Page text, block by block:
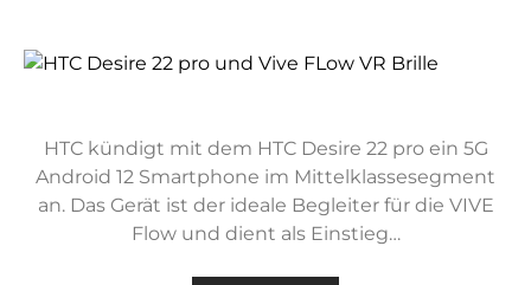
HTC kündigt mit dem HTC Desire 22 pro ein 5G
Android 12 Smartphone im Mittelklassesegment
an. Das Gerät ist der ideale Begleiter für die VIVE
Flow und dient als Einstieg…